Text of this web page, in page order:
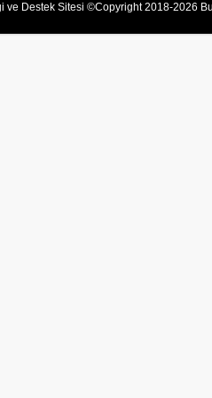
ve Destek Sitesi ©Copyright 2018-2026